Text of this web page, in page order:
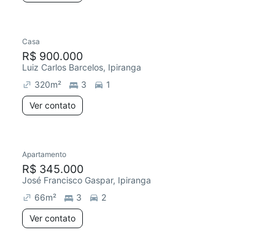
Casa
R$ 900.000
Luiz Carlos Barcelos, Ipiranga
320m² 3
1
Ver contato
Redecorar
Apartamento
R$ 345.000
José Francisco Gaspar, Ipiranga
66m² 3
2
Ver contato